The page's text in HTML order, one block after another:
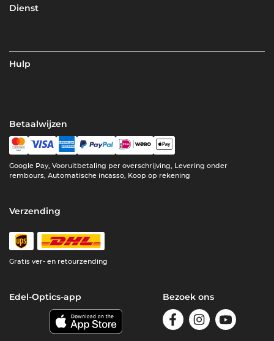
Dienst
Hulp
Betaalwijzen
Google Pay, Vooruitbetaling per overschrijving, Levering onder
rembours, Automatische incasso, Koop op rekening
Verzending
Gratis ver- en retourzending
Edel-Optics-app Bezoek ons